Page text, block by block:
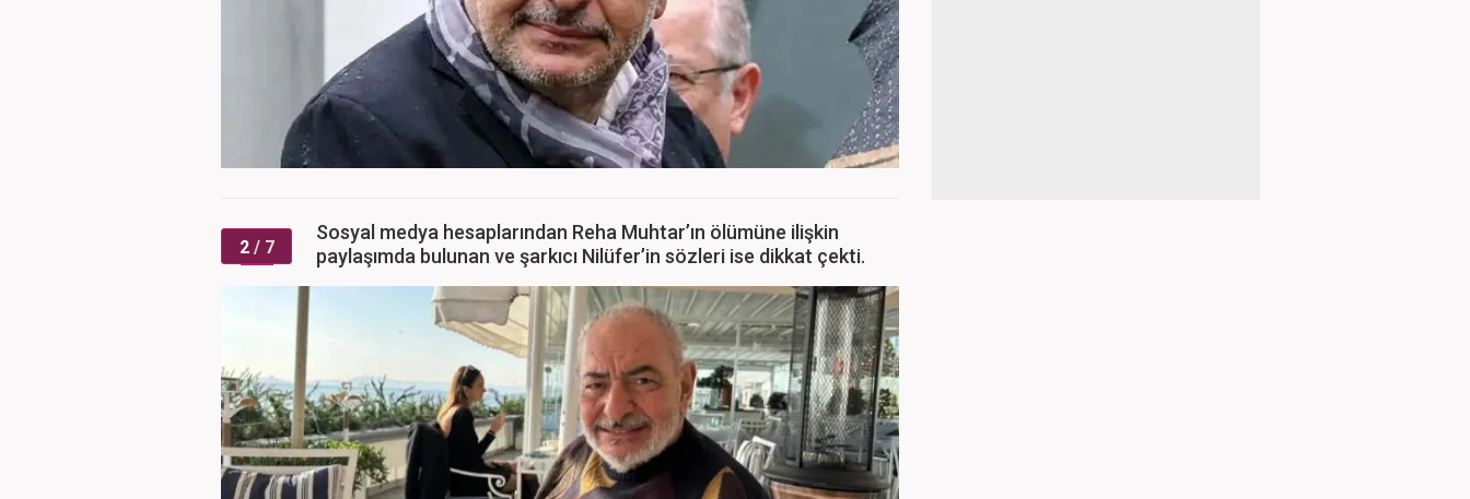
2 / 7
Sosyal medya hesaplarından Reha Muhtar’ın ölümüne ilişkin
paylaşımda bulunan ve şarkıcı Nilüfer’in sözleri ise dikkat çekti.